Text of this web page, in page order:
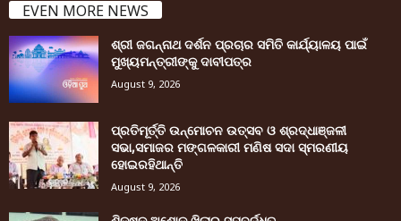
EVEN MORE NEWS
ଶ୍ରୀ ଜଗନ୍ନାଥ ଦର୍ଶନ ପ୍ରଚାର ସମିତି କାର୍ଯ୍ୟାଳୟ ପାଇଁ
ମୁଖ୍ୟମନ୍ତ୍ରୀଙ୍କୁ ଦାବୀପତ୍ର
August 9, 2026
ପ୍ରତିମୂର୍ତ୍ତି ଉନ୍ମୋଚନ ଉତ୍ସବ ଓ ଶ୍ରଦ୍ଧାଞ୍ଜଳୀ
ସଭା,ସମାଜର ମଙ୍ଗଳକାରୀ ମଣିଷ ସଦା ସ୍ମରଣୀୟ
ହୋଇରହିଥାନ୍ତି
August 9, 2026